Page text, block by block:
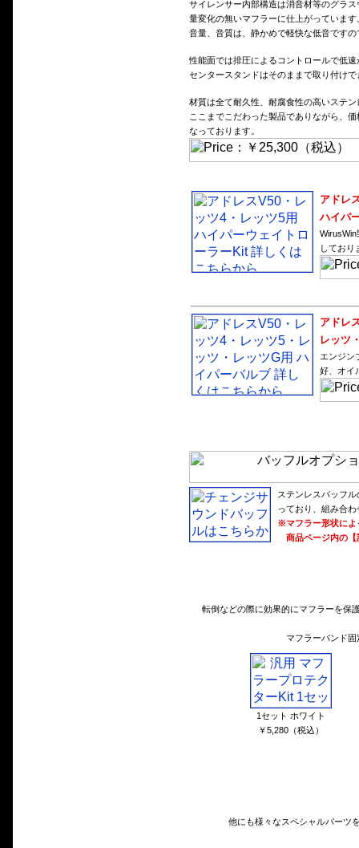
サイレンサー内部構造は消音材等のグラ
量変化の無いマフラーに仕上がっています
音量、音質は、静かめで軽快な低音です
性能面では排圧によるコントロールで低
センタースタンドはそのままで取り付け
材質は全て耐久性、耐腐食性の高いステ
ここまでこだわった製品でありながら、
なっております。
アドレ
ハイパ
しており
アドレ
レッツ
エンジン
好、オイ
ステンレスバッフ
っており、組み合
※マフラー形状によ
商品ページ内の【
転倒などの際に効果的にマフラーを保
マフラーバンド
1セット ホワイト
￥5,280（税込）
他にも様々なスペシャルパーツ